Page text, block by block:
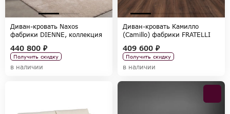
Диван-кровать Naxos
фабрики DIENNE, коллекция
440 800 ₽
Получить скидку
в наличии
Диван-кровать Камилло
(Camillo) фабрики FRATELLI
409 600 ₽
Получить скидку
в наличии